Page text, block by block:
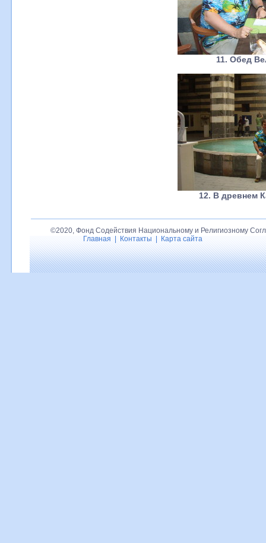
11. Обед
12. В древнем
©2020, Фонд Содействия Национальному и Религиозному
Главная
Контакты Карта сайта